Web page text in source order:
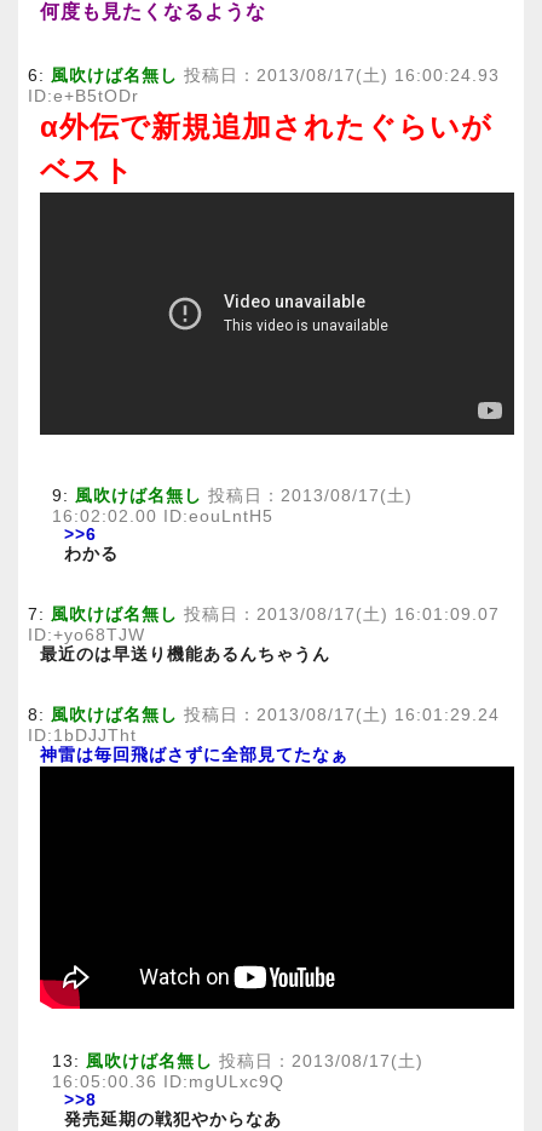
何度も見たくなるような
6: 風吹けば名無し 投稿日：2013/08/17(土) 16:00:24.93
ID:e+B5tODr
α外伝で新規追加されたぐらいが
ベスト
9: 風吹けば名無し 投稿日：2013/08/17(土)
16:02:02.00 ID:eouLntH5
>>6
わかる
7: 風吹けば名無し 投稿日：2013/08/17(土) 16:01:09.07
ID:+yo68TJW
最近のは早送り機能あるんちゃうん
8: 風吹けば名無し 投稿日：2013/08/17(土) 16:01:29.24
ID:1bDJJTht
神雷は毎回飛ばさずに全部見てたなぁ
13: 風吹けば名無し 投稿日：2013/08/17(土)
16:05:00.36 ID:mgULxc9Q
>>8
発売延期の戦犯やからなあ